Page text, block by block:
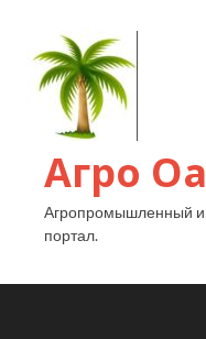
Агро
Агропромышленный
портал.